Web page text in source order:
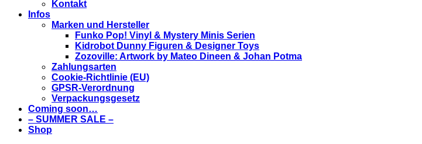
Kontakt
Infos
Marken und Hersteller
Funko Pop! Vinyl & Mystery Minis Serien
Kidrobot Dunny Figuren & Designer Toys
Zozoville: Artwork by Mateo Dineen & Johan Potma
Zahlungsarten
Cookie-Richtlinie (EU)
GPSR-Verordnung
Verpackungsgesetz
Coming soon…
– SUMMER SALE –
Shop